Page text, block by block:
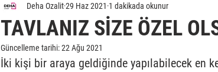
TAVLANIZ SİZE ÖZEL
Deha Ozalit29 Haz 2021 1 dakikada okunur
Güncelleme tarihi:22 Ağu 2021
İki kişi bir araya geldiğinde yapılabilecek en